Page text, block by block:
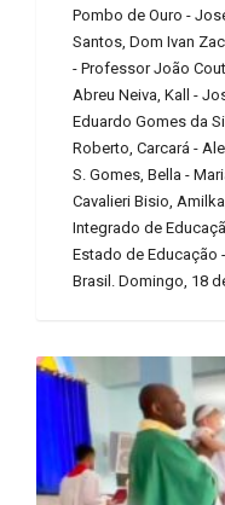
Pombo de Ouro -
Santos, Dom Ivan
- Professor João
Abreu Neiva, Kall -
Eduardo Gomes da
Roberto, Carcará -
S. Gomes, Bella -
Cavalieri Bisio,
Integrado de
Estado de Educação
Brasil. Domingo, 18